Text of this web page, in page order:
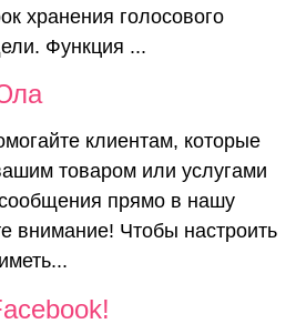
хранения голосового
Функция ...
клиентам, которые
товаром или услугами
прямо в нашу
внимание! Чтобы настроить